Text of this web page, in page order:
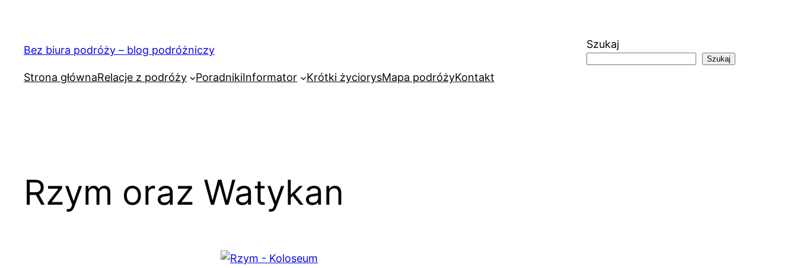
treściBez biura podróży – blog podróżniczy Szukaj
Szukaj
Strona głównaRelacje z podróży PoradnikiInformator Krótki życiorysMapa podróżyKontakt
Rzym oraz Watykan